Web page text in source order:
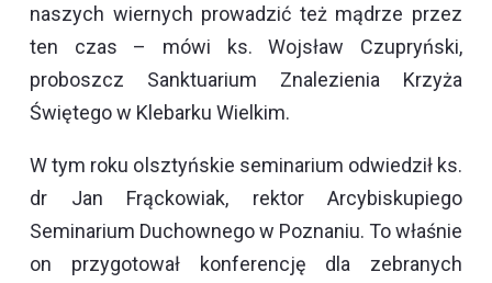
naszych wiernych prowadzić też mądrze przez
ten czas – mówi ks. Wojsław Czupryński,
proboszcz Sanktuarium Znalezienia Krzyża
Świętego w Klebarku Wielkim.
W tym roku olsztyńskie seminarium odwiedził ks.
dr Jan Frąckowiak, rektor Arcybiskupiego
Seminarium Duchownego w Poznaniu. To właśnie
on przygotował konferencję dla zebranych